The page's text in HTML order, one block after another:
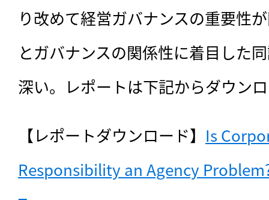
り改めて経営ガバナンスの重要性
とガバナンスの関係性に着目した
深い。レポートは下記からダウン
【レポートダウンロード】 Is
Responsibility an Agency